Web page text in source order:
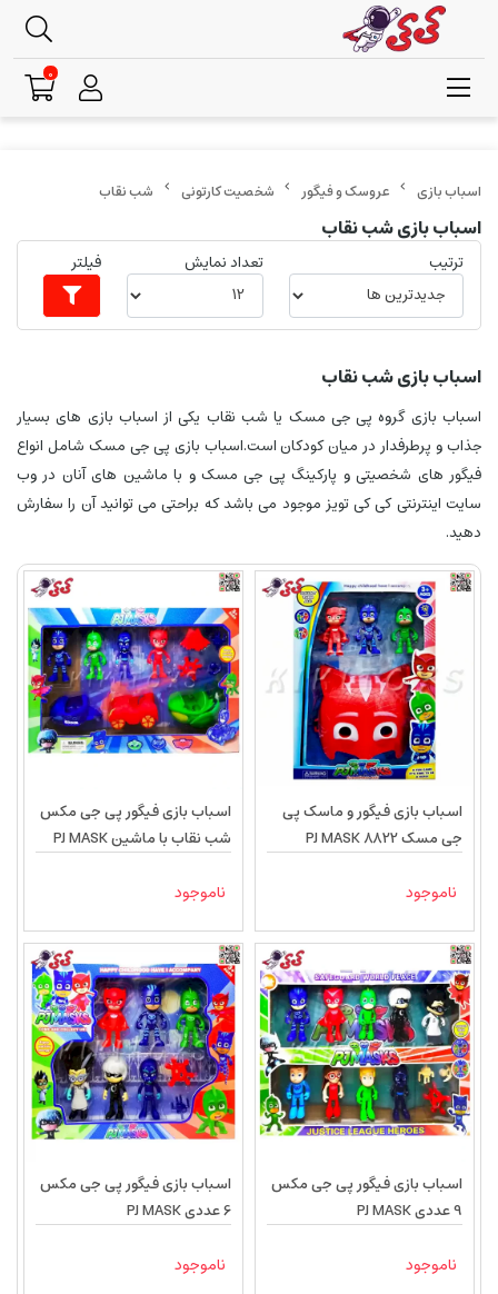
عروسک و فیگور شخصیت کارتونی شب نقاب
اسباب بازی شب نقاب
ترتیب تعداد نمایش فیلتر
اسباب بازی شب نقاب
اسباب بازی گروه پی جی مسک یا شب نقاب یکی از اسباب بازی های بسیار
جذاب و پرطرفدار در میان کودکان است.اسباب بازی پی جی مسک شامل انواع
فیگور های شخصیتی و پارکینگ پی جی مسک و با ماشین های آنان در وب
سایت اینترنتی کی کی تویز موجود می باشد که براحتی می توانید آن را سفارش
دهید.
اسباب بازی فیگور و ماسک پی
جی مسک PJ MASK 8822
ناموجود
اسباب بازی فیگور پی جی مکس
شب نقاب با ماشین PJ MASK
ناموجود
اسباب بازی فیگور پی جی مکس
9 عددی PJ MASK
ناموجود
اسباب بازی فیگور پی جی مکس
6 عددی PJ MASK
ناموجود
0